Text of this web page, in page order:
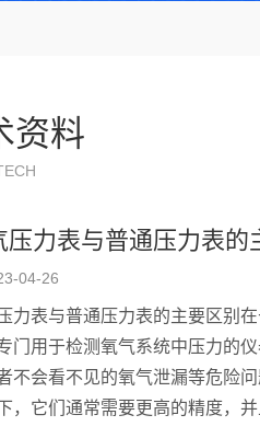
资料
压力表与普通压力表的
04-26
力表与普通压力表的主要区别
门用于检测氧气系统中压力的
不会看不见的氧气泄漏等危险
，它们通常需要更高的精度，